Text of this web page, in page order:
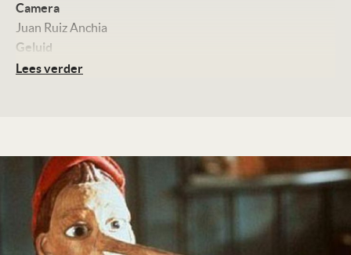
Camera
Juan Ruiz Anchia
Geluid
Martin Evans
Martin Landau
Jonathan Taylor Thomas
Genevieve Bujold
Rob Schneider
Lees verder